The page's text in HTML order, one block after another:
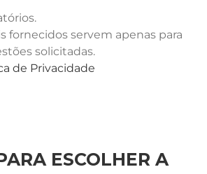
fornecidos servem apenas para
solicitadas.
de Privacidade
ESCOLHER A